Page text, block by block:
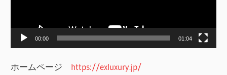
ー
00:00 01:04
ホームページ https://exluxury.jp/